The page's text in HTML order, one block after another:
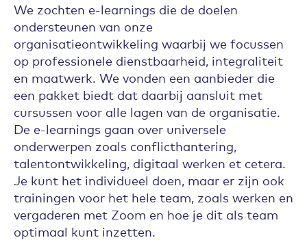
We zochten e-learnings die de doelen
ondersteunen van onze
organisatieontwikkeling waarbij we focussen
op professionele dienstbaarheid, integraliteit
en maatwerk. We vonden een aanbieder die
een pakket biedt dat daarbij aansluit met
cursussen voor alle lagen van de organisatie.
De e-learnings gaan over universele
onderwerpen zoals conflicthantering,
talentontwikkeling, digitaal werken et cetera.
Je kunt het individueel doen, maar er zijn ook
trainingen voor het hele team, zoals werken en
vergaderen met Zoom en hoe je dit als team
optimaal kunt inzetten.